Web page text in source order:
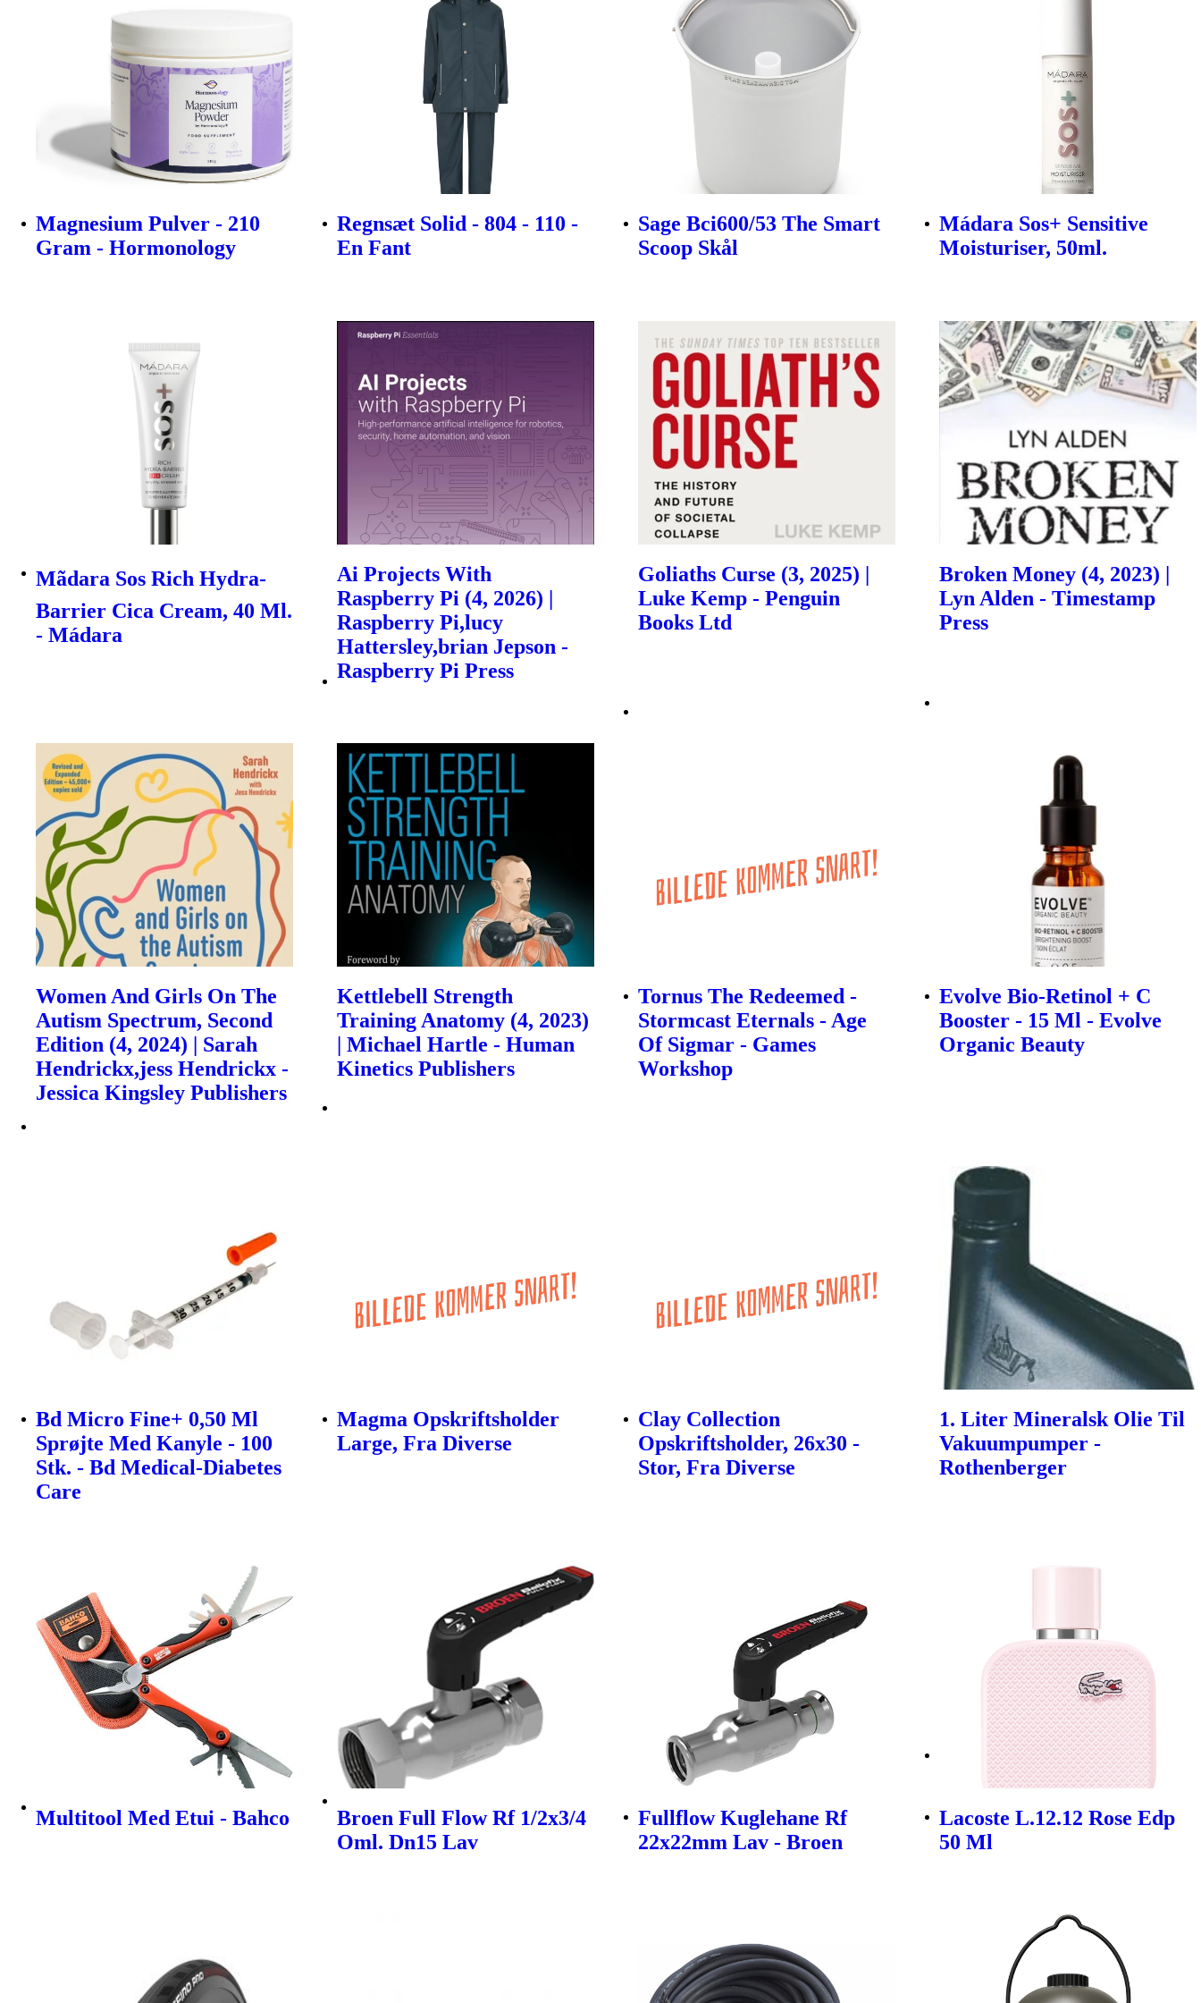
Magnesium Pulver - 210
Gram - Hormonology
Regnsæt Solid - 804 - 110 -
En Fant
Sage Bci600/53 The Smart
Scoop Skål
Mádara Sos+ Sensitive
Moisturiser, 50ml.
Mãdara Sos Rich Hydra-
Barrier Cica Cream, 40 Ml.
- Mádara
Ai Projects With
Raspberry Pi (4, 2026) |
Raspberry Pi,lucy
Hattersley,brian Jepson -
Raspberry Pi Press
Goliaths Curse (3, 2025) |
Luke Kemp - Penguin
Books Ltd
Broken Money (4, 2023) |
Lyn Alden - Timestamp
Press
Women And Girls On The
Autism Spectrum, Second
Edition (4, 2024) | Sarah
Hendrickx,jess Hendrickx -
Jessica Kingsley Publishers
Kettlebell Strength
Training Anatomy (4, 2023)
| Michael Hartle - Human
Kinetics Publishers
Tornus The Redeemed -
Stormcast Eternals - Age
Of Sigmar - Games
Workshop
Evolve Bio-Retinol + C
Booster - 15 Ml - Evolve
Organic Beauty
Bd Micro Fine+ 0,50 Ml
Sprøjte Med Kanyle - 100
Stk. - Bd Medical-Diabetes
Care
Magma Opskriftsholder
Large, Fra Diverse
Clay Collection
Opskriftsholder, 26x30 -
Stor, Fra Diverse
1. Liter Mineralsk Olie Til
Vakuumpumper -
Rothenberger
Multitool Med Etui - Bahco
Broen Full Flow Rf 1/2x3/4
Oml. Dn15 Lav
Fullflow Kuglehane Rf
22x22mm Lav - Broen
Lacoste L.12.12 Rose Edp
50 Ml